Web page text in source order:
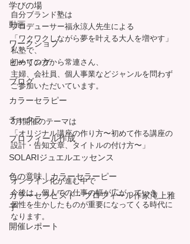
学びの場
動画
ワークショプ
ヒーリング
ブログ
カラーセラピー
チャクラ
プロフィール作成
SOLARIジュエルエッセンス
色の意味｜カラーセラーピー
カラーセラピスト・プロフィール作家滝上雅
子
開催レポート
自分ブランド塾は
プロデューサー福永涼人先生による
「ワクワクしながら夢を叶える大人を増やす」
私塾で、
初めての方から常連さん、
主婦、会社員、個人事業などジャンルを問わず
ご参加いただいています。
3月開催のテーマは
「オリジナル講座の作り方〜初めて作る講座の
設計・告知文章、タイトルの付け方〜」
オンライン化が進む中で
今後は、個人での仕事の幅が広がっていき
個性を生かしたものが重要になってくる時代に
なります。